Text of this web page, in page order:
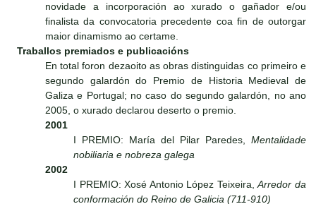
novidade a incorporación ao xurado o gañador e/ou
finalista da convocatoria precedente coa fin de outorgar
maior dinamismo ao certame.
Traballos premiados e publicacións
En total foron dezaoito as obras distinguidas co primeiro e
segundo galardón do Premio de Historia Medieval de
Galiza e Portugal; no caso do segundo galardón, no ano
2005, o xurado declarou deserto o premio.
2001
I PREMIO: María del Pilar Paredes, Mentalidade
nobiliaria e nobreza galega
2002
I PREMIO: Xosé Antonio López Teixeira,Arredor da
conformación do Reino de Galicia (711-910)